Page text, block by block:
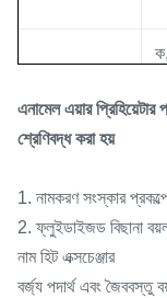
অ্যান্টি-পরা
এনামেল এয়ার
শ্রেণিবদ্ধ করা হয়
1. নামকরণ সংস্কার
2. ফ্লুইডাইজড বিছানা
নাম হিট এক্সচেঞ্জার
বর্জ্য পদার্থ এবং জৈববস্তু